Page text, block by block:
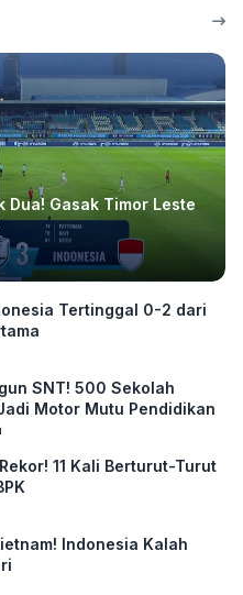
Dua! Gasak Timor Leste
Tertinggal 0-2 dari
SNT! 500 Sekolah
Motor Mutu Pendidikan
11 Kali Berturut-Turut
Indonesia Kalah